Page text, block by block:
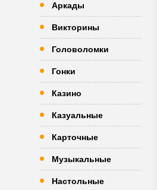
Аркады
Викторины
Головоломки
Гонки
Казино
Казуальные
Карточные
Музыкальные
Настольные